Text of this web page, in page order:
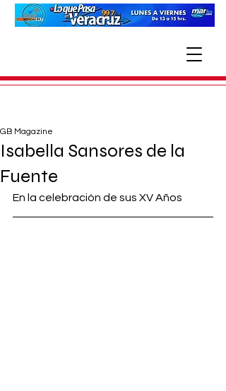
Isabella Sansores de la
Fuente
GB Magazine
En la celebración de sus XV Años